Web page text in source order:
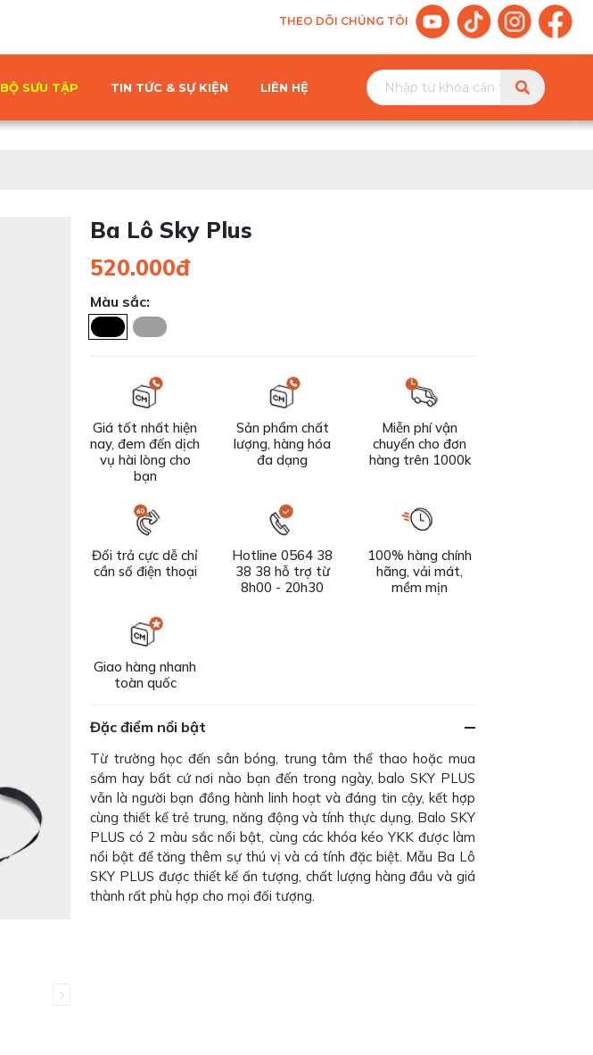
THEO DÕI CHÚNG TÔI
BỘ SƯU TẬP TIN TỨC & SỰ KIỆN LIÊN HỆ
Ba Lô Sky Plus
520.000đ
Màu sắc:
Giá tốt nhất hiện
nay, đem đến dịch
vụ hài lòng cho
bạn
Sản phẩm chất
lượng, hàng hóa
đa dạng
Miễn phí vận
chuyển cho đơn
hàng trên 1000k
Đổi trả cực dễ chỉ
cần số điện thoại
Hotline 0564 38
38 38 hỗ trợ từ
8h00 - 20h30
100% hàng chính
hãng, vải mát,
mềm mịn
Giao hàng nhanh
toàn quốc
Đặc điểm nổi bật
Từ trường học đến sân bóng, trung tâm thể thao hoặc mua
sắm hay bất cứ nơi nào bạn đến trong ngày, balo SKY PLUS
vẫn là người bạn đồng hành linh hoạt và đáng tin cậy, kết hợp
cùng thiết kế trẻ trung, năng động và tính thực dụng. Balo SKY
PLUS có 2 màu sắc nổi bật, cùng các khóa kéo YKK được làm
nổi bật để tăng thêm sự thú vị và cá tính đặc biệt. Mẫu Ba Lô
SKY PLUS được thiết kế ấn tượng, chất lượng hàng đầu và giá
thành rất phù hợp cho mọi đối tượng.